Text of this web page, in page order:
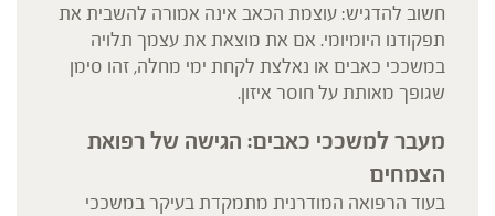
חשוב להדגיש: עוצמת הכאב אינה אמורה להשבית את
תפקודנו היומיומי. אם את מוצאת את עצמך תלויה
במשככי כאבים או נאלצת לקחת ימי מחלה, זהו סימן
שגופך מאותת על חוסר איזון.
מעבר למשככי כאבים: הגישה של רפואת
הצמחים
בעוד הרפואה המודרנית מתמקדת בעיקר במשככי